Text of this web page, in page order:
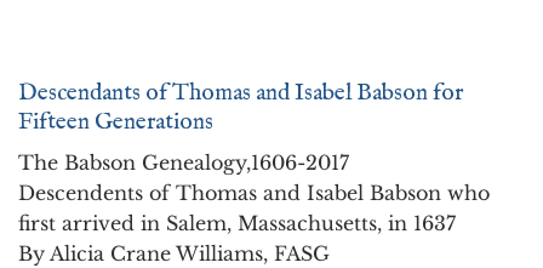
Descendants of Thomas and Isabel Babson for
Fifteen Generations
The Babson Genealogy,1606-2017
Descendents of Thomas and Isabel Babson who
first arrived in Salem, Massachusetts, in 1637
By Alicia Crane Williams, FASG